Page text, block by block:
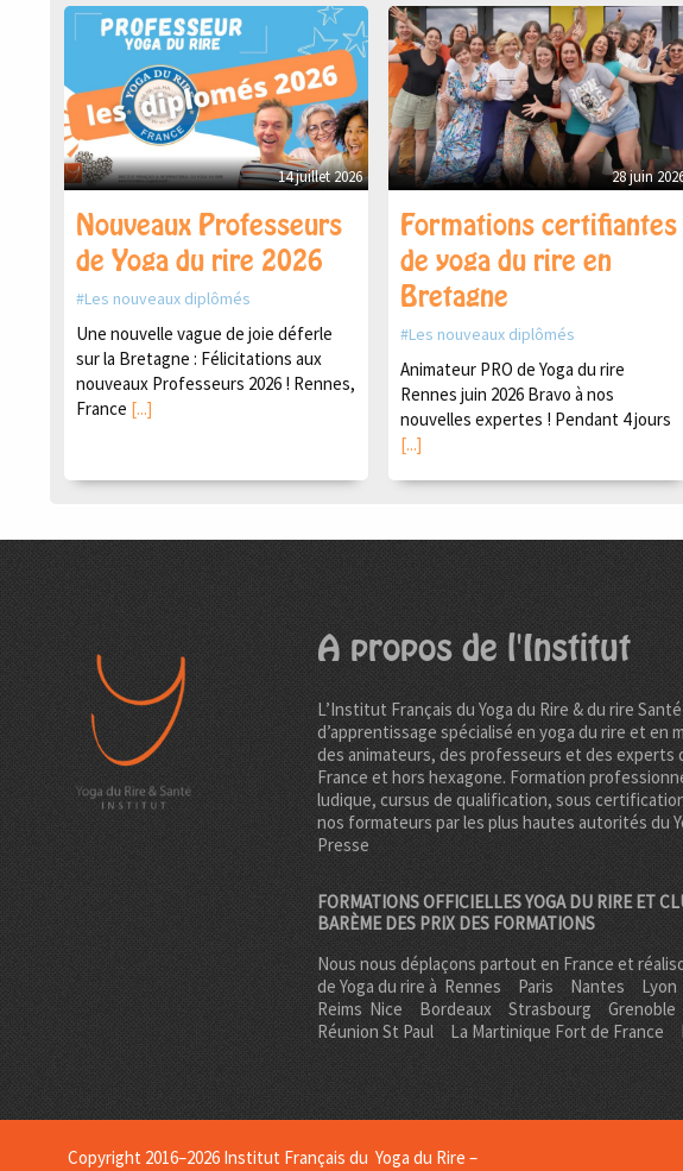
14 juillet 2026
Nouveaux Professeurs
de Yoga du rire 2026
Les nouveaux diplômés
Une nouvelle vague de joie déferle
sur la Bretagne : Félicitations aux
nouveaux Professeurs 2026 ! Rennes,
France [...]
28 juin
Formations certifiantes
de yoga du rire en
Bretagne
Les nouveaux diplômés
Animateur PRO de Yoga du rire
Rennes juin 2026 Bravo à nos
nouvelles expertes ! Pendant 4 jours
[...]
A propos de l'Institut
L’Institut Français du Yoga du Rire & du rire
d’apprentissage spécialisé en yoga du rire et en
des animateurs, des professeurs et des experts
France et hors hexagone. Formation
ludique, cursus de qualification, sous
nos formateurs par les plus hautes autorités du
Presse
FORMATIONS OFFICIELLES YOGA DU RIRE ET
BARÈME DES PRIX DES FORMATIONS
Nous nous déplaçons partout en France et
de Yoga du rire à Rennes Paris Nantes Lyon
Reims Nice Bordeaux Strasbourg Grenoble
Réunion St Paul
La Martinique Fort de France
Copyright 2016–2026 Institut Français du Yoga du Rire –